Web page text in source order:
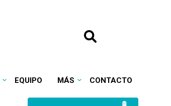
EQUIPO MÁS CONTACTO